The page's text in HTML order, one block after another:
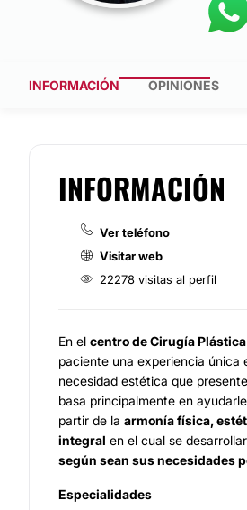
INFORMACIÓN OPINIONES
INFORMACIÓN
Ver teléfono
Visitar web
22278 visitas al perfil
En el centro de Cirugía
paciente una experiencia única
necesidad estética que
basa principalmente en
partir de la armonía física,
integral en el cual se
según sean sus necesidades
Especialidades